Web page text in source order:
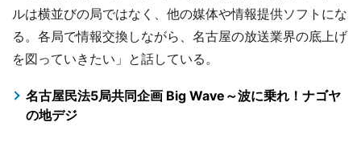
ルは横並びの局ではなく、他の媒体や情報提供ソフトにな
る。各局で情報交換しながら、名古屋の放送業界の底上げ
を図っていきたい」と話している。
名古屋民法5局共同企画 Big Wave～波に乗れ！ナゴヤ
の地デジ